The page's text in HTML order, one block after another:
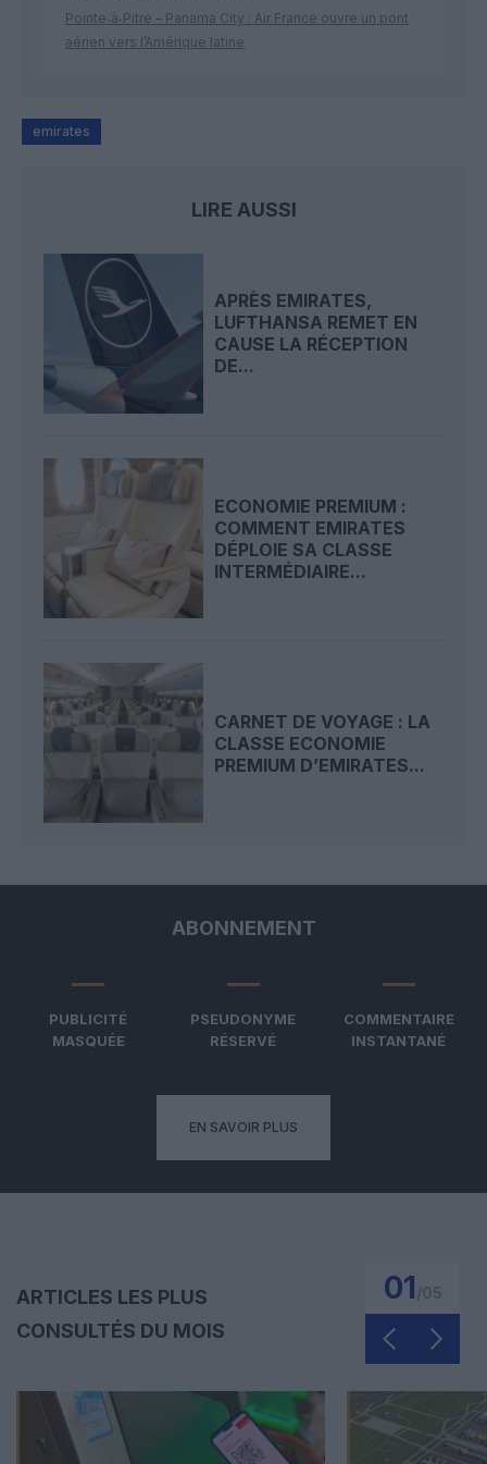
Pointe‑à‑Pitre – Panama City : Air France ouvre un pont
aérien vers l’Amérique latine
emirates
LIRE AUSSI
APRÈS EMIRATES,
LUFTHANSA REMET EN
CAUSE LA RÉCEPTION
DE...
ECONOMIE PREMIUM :
COMMENT EMIRATES
DÉPLOIE SA CLASSE
INTERMÉDIAIRE...
CARNET DE VOYAGE : LA
CLASSE ECONOMIE
PREMIUM D’EMIRATES...
ABONNEMENT
PUBLICITÉ
MASQUÉE
PSEUDONYME
RÉSERVÉ
COMMENTAIRE
INSTANTANÉ
EN SAVOIR PLUS
ARTICLES LES PLUS
CONSULTÉS DU MOIS
01